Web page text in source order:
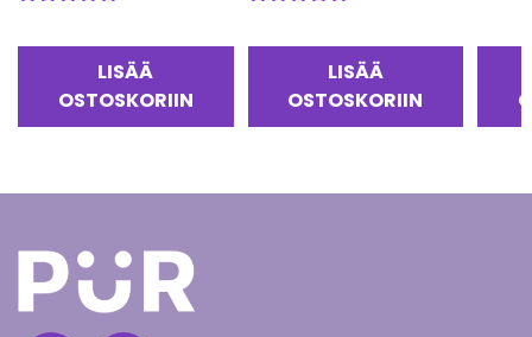
LISÄÄ
OSTOSKORIIN
LISÄÄ
OSTOSKORIIN